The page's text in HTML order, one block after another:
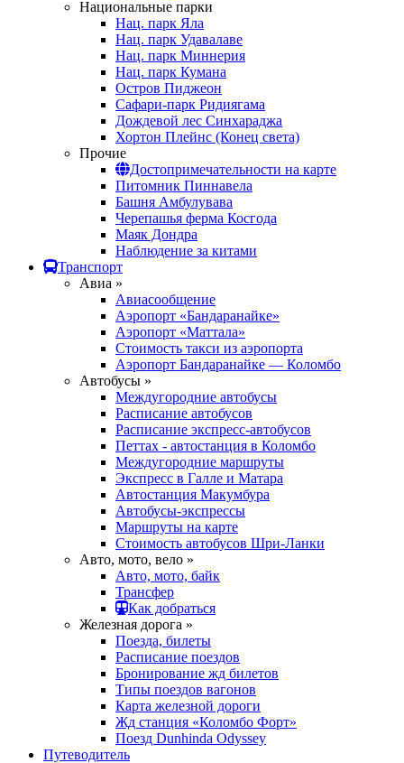
Национальные парки
Нац. парк Яла
Нац. парк Удавалаве
Нац. парк Миннерия
Нац. парк Кумана
Остров Пиджеон
Сафари-парк Ридиягама
Дождевой лес Синхараджа
Хортон Плейнс (Конец света)
Прочие
Достопримечательности на карте
Питомник Пиннавела
Башня Амбулувава
Черепашья ферма Косгода
Маяк Дондра
Наблюдение за китами
Транспорт
Авиа »
Авиасообщение
Аэропорт «Бандаранайке»
Аэропорт «Маттала»
Стоимость такси из аэропорта
Аэропорт Бандаранайке — Коломбо
Автобусы »
Междугородние автобусы
Расписание автобусов
Расписание экспресс-автобусов
Петтах - автостанция в Коломбо
Междугородние маршруты
Экспресс в Галле и Матара
Автостанция Макумбура
Автобусы-экспрессы
Маршруты на карте
Стоимость автобусов Шри-Ланки
Авто, мото, вело »
Авто, мото, байк
Трансфер
Как добраться
Железная дорога »
Поезда, билеты
Расписание поездов
Бронирование жд билетов
Типы поездов вагонов
Карта железной дороги
Жд станция «Коломбо Форт»
Поезд Dunhinda Odyssey
Путеводитель